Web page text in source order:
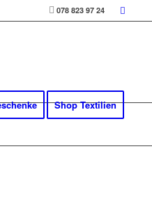
078 823 97 24
Shop Textilien